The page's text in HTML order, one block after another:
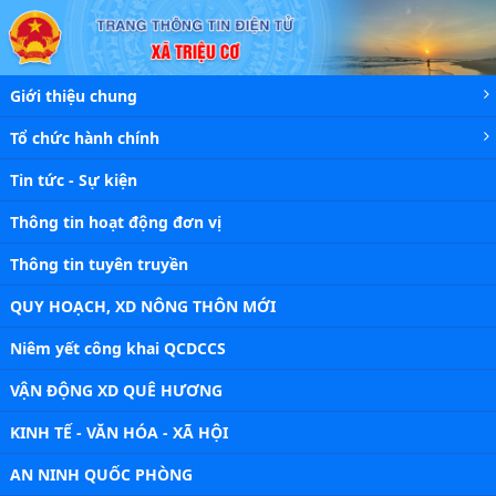
Chi tiết tin - Xã Triệu Cơ
Giới thiệu chung
Tổ chức hành chính
Tin tức - Sự kiện
Thông tin hoạt động đơn vị
Thông tin tuyên truyền
QUY HOẠCH, XD NÔNG THÔN MỚI
Niêm yết công khai QCDCCS
VẬN ĐỘNG XD QUÊ HƯƠNG
KINH TẾ - VĂN HÓA - XÃ HỘI
AN NINH QUỐC PHÒNG